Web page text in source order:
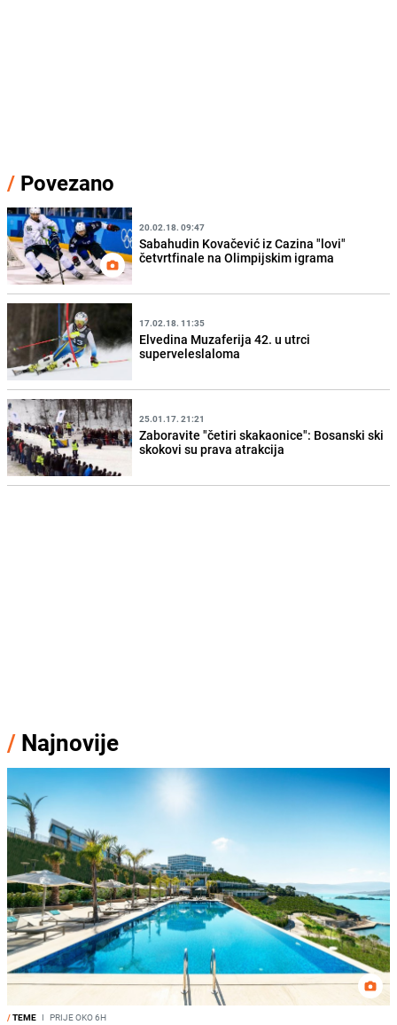
/ Povezano
20.02.18. 09:47
Sabahudin Kovačević iz Cazina "lovi"
četvrtfinale na Olimpijskim igrama
17.02.18. 11:35
Elvedina Muzaferija 42. u utrci
superveleslaloma
25.01.17. 21:21
Zaboravite "četiri skakaonice": Bosanski ski
skokovi su prava atrakcija
/ Najnovije
/TEME I PRIJE OKO 6H